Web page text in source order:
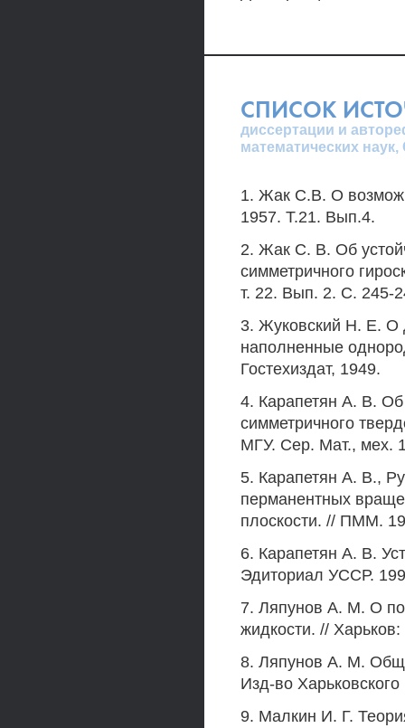
СПИСОК
диссертации и
математических
1. Жак C.B. О
1957. Т.21. Вып.4.
2. Жак С. В. Об
симметричного
т. 22. Вып. 2. С. 245-
3. Жуковский H. Е. О
наполненные
Гостехиздат, 1949.
4. Карапетян А. В. Об
симметричного
МГУ. Сер. Мат., мех.
5. Карапетян А. В.,
перманентных
плоскости. // ПММ.
6. Карапетян А. В.
Эдиториал УССР.
7. Ляпунов А. М. О
жидкости. //
8. Ляпунов А. М.
Изд-во
9. Малкин И. Г.